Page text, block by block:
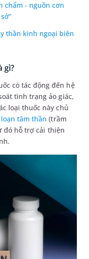
chẩm - nguồn cơn
thần kinh ngoại biên
gì?
có tác động đến hệ
tình trạng ảo giác,
loại thuốc này chủ
tâm thần (trầm
đó hỗ trợ cải thiện